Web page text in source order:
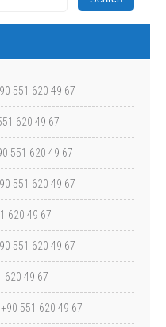
551 620 49 67
620 49 67
551 620 49 67
551 620 49 67
620 49 67
551 620 49 67
620 49 67
551 620 49 67